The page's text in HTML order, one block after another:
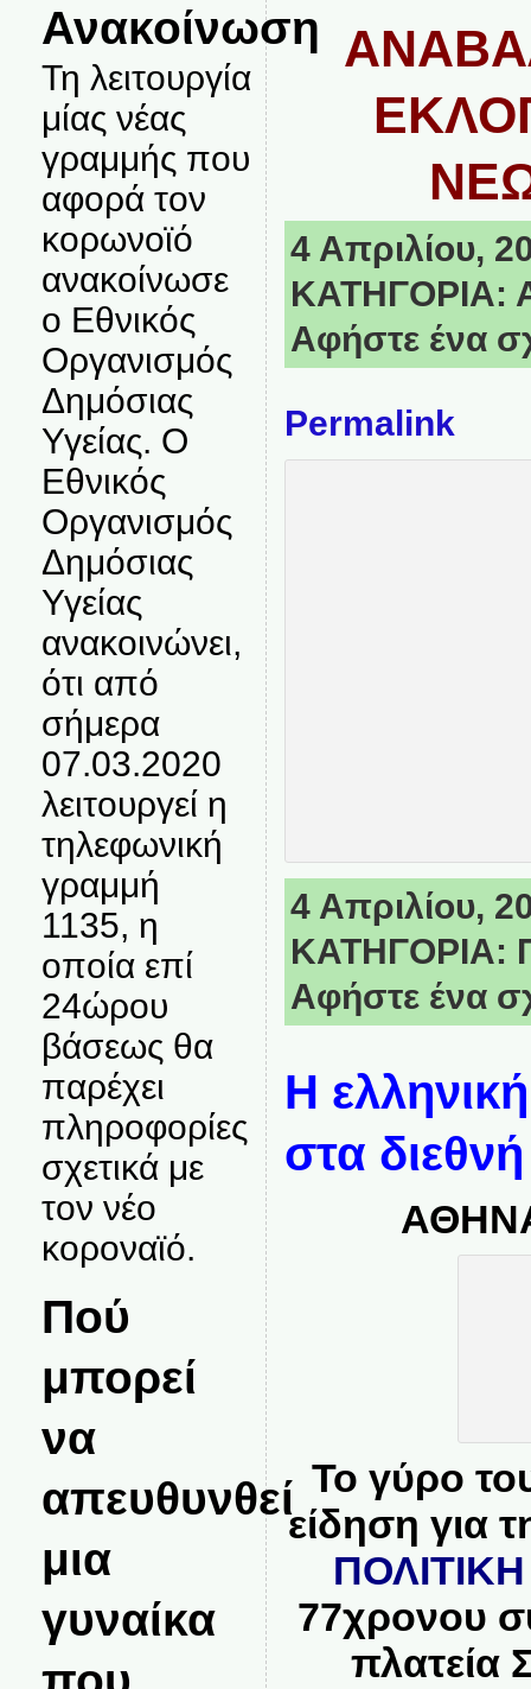
Ανακοίνωση
Τη λειτουργία
μίας νέας
γραμμής που
αφορά τον
κορωνοϊό
ανακοίνωσε
ο Εθνικός
Οργανισμός
Δημόσιας
Υγείας. Ο
Εθνικός
Οργανισμός
Δημόσιας
Υγείας
ανακοινώνει,
ότι από
σήμερα
07.03.2020
λειτουργεί η
τηλεφωνική
γραμμή
1135, η
οποία επί
24ώρου
βάσεως θα
παρέχει
πληροφορίες
σχετικά με
τον νέο
κοροναϊό.
Πού
μπορεί
να
απευθυνθεί
μια
γυναίκα
4 Απριλίου,
ΚΑΤΗΓΟΡΙΑ:
Αφήστε ένα
Permalink
4 Απριλίου,
ΚΑΤΗΓΟΡΙΑ:
Αφήστε ένα
Η
στα
Το γύρο
είδηση για
77χρονου
πλατεία